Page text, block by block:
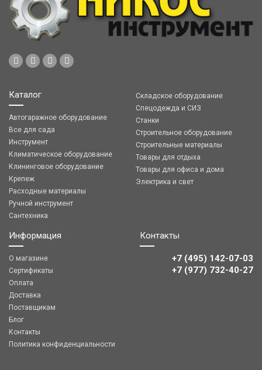
Каталог
Автогаражное оборудование
Все для сада
Инструмент
Климатическое оборудование
Клининговое оборудование
Крепеж
Расходные материалы
Ручной инструмент
Сантехника
Складское оборудование
Спецодежда и СИЗ
Станки
Строительное оборудование
Строительные материалы
Товары для отдыха
Товары для офиса и дома
Электрика и свет
Информация
О магазине
Сертификаты
Оплата
Доставка
Поставщикам
Блог
Контакты
Политика конфиденциальности
Контакты
+7 (495) 142-07-03
‎‎+7 (977) 732-40-27